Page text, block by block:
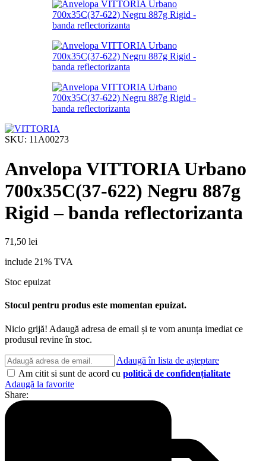
SKU: 11A00273
Anvelopa VITTORIA Urbano
700x35C(37-622) Negru 887g
Rigid – banda reflectorizanta
71,50 lei
include 21% TVA
Stoc epuizat
Stocul pentru produs este momentan epuizat.
Nicio grijă! Adaugă adresa de email și te vom anunța imediat ce
produsul revine în stoc.
Adaugă în lista de așteptare
Am citit si sunt de acord cu politică de confidențialitate
Adaugă la favorite
Share: